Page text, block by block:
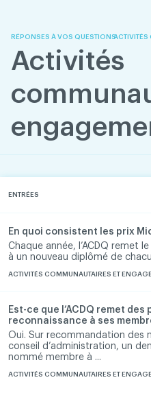
RÉPONSES À VOS QUESTIONSACTIVITÉS
Activités
ENTRÉES
En quoi consistent les prix
Chaque année, l’ACDQ remet
à un nouveau diplômé de
ACTIVITÉS COMMUNAUTAIRES ET
Est-ce que l’ACDQ remet des
reconnaissance à ses
Oui. Sur recommandation des
conseil d’administration, un
nommé membre à ...
ACTIVITÉS COMMUNAUTAIRES ET